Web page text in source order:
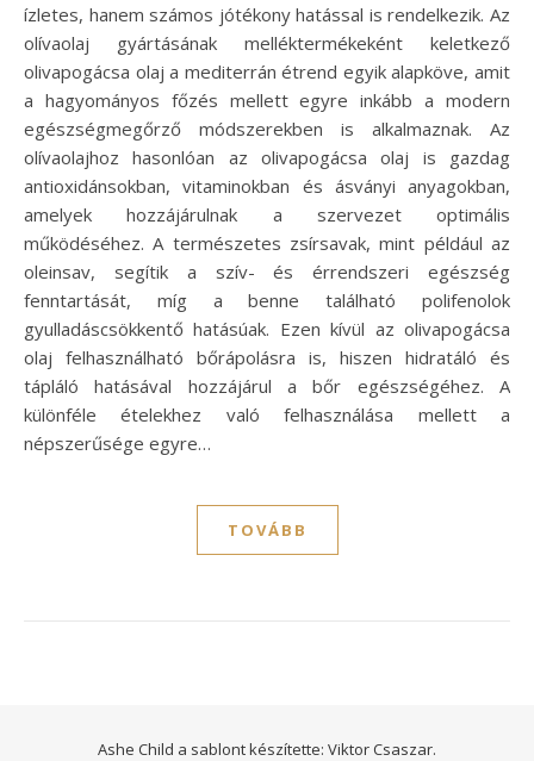
ízletes, hanem számos jótékony hatással is rendelkezik. Az
olívaolaj gyártásának melléktermékeként keletkező
olivapogácsa olaj a mediterrán étrend egyik alapköve, amit
a hagyományos főzés mellett egyre inkább a modern
egészségmegőrző módszerekben is alkalmaznak. Az
olívaolajhoz hasonlóan az olivapogácsa olaj is gazdag
antioxidánsokban, vitaminokban és ásványi anyagokban,
amelyek hozzájárulnak a szervezet optimális
működéséhez. A természetes zsírsavak, mint például az
oleinsav, segítik a szív- és érrendszeri egészség
fenntartását, míg a benne található polifenolok
gyulladáscsökkentő hatásúak. Ezen kívül az olivapogácsa
olaj felhasználható bőrápolásra is, hiszen hidratáló és
tápláló hatásával hozzájárul a bőr egészségéhez. A
különféle ételekhez való felhasználása mellett a
népszerűsége egyre…
TOVÁBB
Ashe Child a sablont készítette: Viktor Csaszar.